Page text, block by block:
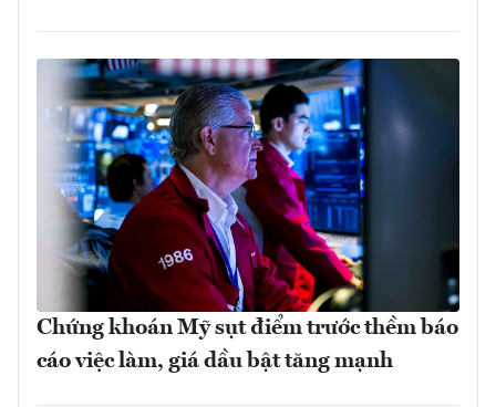
Chứng khoán Mỹ sụt điểm trước thềm báo
cáo việc làm, giá dầu bật tăng mạnh